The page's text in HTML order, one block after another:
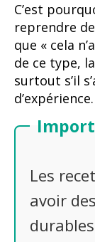
C’est
reprendre
que « cela
de ce type,
surtout s’il
d’expérience.
Les
avoir